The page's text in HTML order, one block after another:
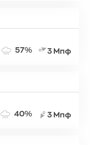
57% 3 Μπφ
40% 3 Μπφ